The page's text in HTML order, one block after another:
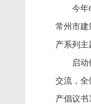
今年
常州市建
产系列主
启
交流，全
产倡议书